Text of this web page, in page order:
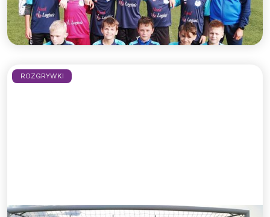
wyjeździe!
Czytaj więcej >>
ROZGRYWKI